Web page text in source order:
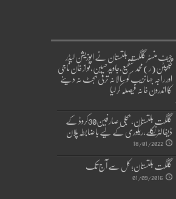
چیف منسٹر گلگت بلتستان نے اپوزیشن لیڈر
کیپٹن(ر)محمد شفیع،جاوید حسین،نواز خان ناجی
اور راجہ جہانزیب کو سالانہ ترقی بجٹ نہ دینے
کا اندرون خانہ فیصلہ کر لیا
گلگت بلتستان، بجلی صارفین30کروڈ کے
ڈیفالٹر نکلے,ریکوری کے لیے باضابطہ پلان
18/01/2022
گلگت بلتستان؛ کل سے آج تک
01/09/2016